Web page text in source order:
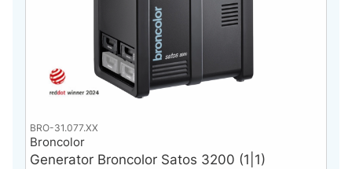
BRO-31.077.XX
Generator Broncolor Satos 3200 (1|1)
Broncolor